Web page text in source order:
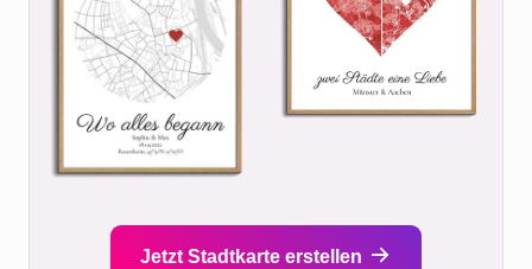
Jetzt Stadtkarte erstellen